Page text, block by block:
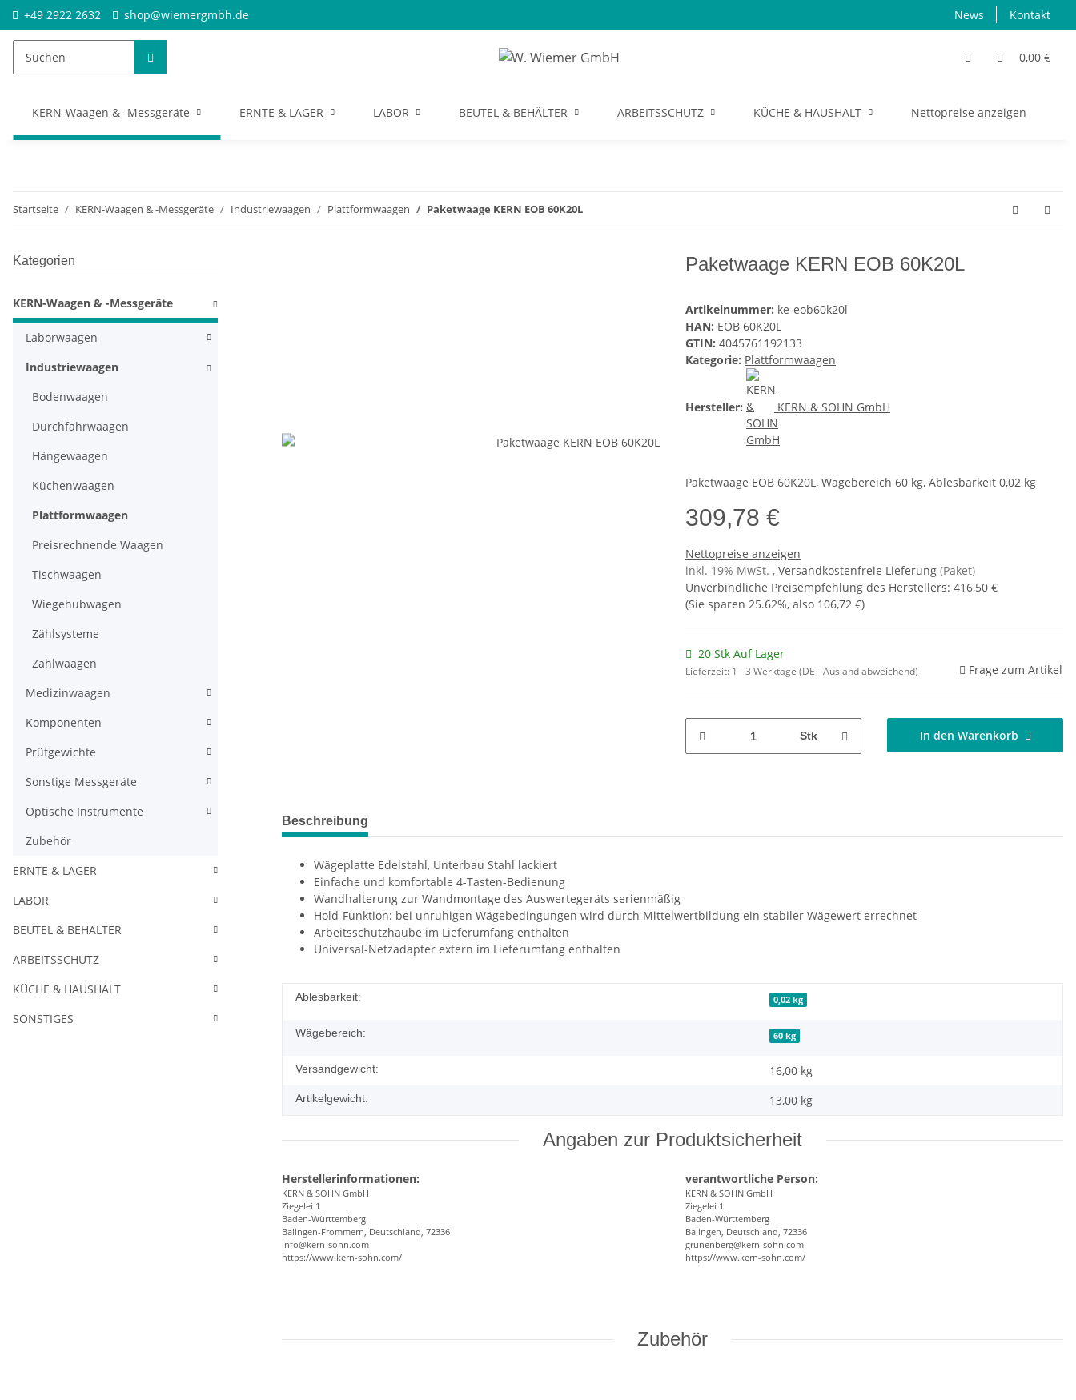
+49 2922 2632 shop@wiemergmbh.de News Kontakt
0,00 €
KERN-Waagen & -Messgeräte ERNTE & LAGER LABOR BEUTEL & BEHÄLTER ARBEITSSCHUTZ KÜCHE & HAUSHALT Nettopreise anzeigen
Startseite KERN-Waagen & -Messgeräte Industriewaagen Plattformwaagen Paketwaage KERN EOB 60K20L
Paketwaage KERN EOB 60K20L
Artikelnummer: ke-eob60k20l
HAN: EOB 60K20L
GTIN: 4045761192133
Kategorie: Plattformwaagen
Hersteller: KERN & SOHN GmbH
Paketwaage EOB 60K20L, Wägebereich 60 kg, Ablesbarkeit 0,02 kg
309,78 €
Nettopreise anzeigen
inkl. 19% MwSt. , Versandkostenfreie Lieferung (Paket)
Unverbindliche Preisempfehlung des Herstellers: 416,50 €
(Sie sparen 25.62%, also 106,72 €)
20 Stk Auf Lager
Lieferzeit: 1 - 3 Werktage (DE - Ausland abweichend) Frage zum Artikel
Stk In den Warenkorb
Beschreibung
Wägeplatte Edelstahl, Unterbau Stahl lackiert
Einfache und komfortable 4-Tasten-Bedienung
Wandhalterung zur Wandmontage des Auswertegeräts serienmäßig
Hold-Funktion: bei unruhigen Wägebedingungen wird durch Mittelwertbildung ein stabiler Wägewert errechnet
Arbeitsschutzhaube im Lieferumfang enthalten
Universal-Netzadapter extern im Lieferumfang enthalten
Ablesbarkeit: 0,02 kg
Wägebereich: 60 kg
Versandgewicht: 16,00 kg
Artikelgewicht: 13,00 kg
Angaben zur Produktsicherheit
Herstellerinformationen:
KERN & SOHN GmbH
Ziegelei 1
Baden-Württemberg
Balingen-Frommern, Deutschland, 72336
info@kern-sohn.com
https://www.kern-sohn.com/
verantwortliche Person:
KERN & SOHN GmbH
Ziegelei 1
Baden-Württemberg
Balingen, Deutschland, 72336
grunenberg@kern-sohn.com
https://www.kern-sohn.com/
Zubehör
Kategorien
KERN-Waagen & -Messgeräte
Laborwaagen
Industriewaagen
Bodenwaagen
Durchfahrwaagen
Hängewaagen
Küchenwaagen
Plattformwaagen
Preisrechnende Waagen
Tischwaagen
Wiegehubwagen
Zählsysteme
Zählwaagen
Medizinwaagen
Komponenten
Prüfgewichte
Sonstige Messgeräte
Optische Instrumente
Zubehör
ERNTE & LAGER
LABOR
BEUTEL & BEHÄLTER
ARBEITSSCHUTZ
KÜCHE & HAUSHALT
SONSTIGES